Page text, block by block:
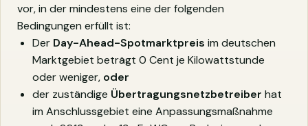
vor, in der mindestens eine der folgenden
Bedingungen erfüllt ist:
Der Day-Ahead-Spotmarktpreis im deutschen
Marktgebiet beträgt 0 Cent je Kilowattstunde
oder weniger, oder
der zuständige Übertragungsnetzbetreiber hat
im Anschlussgebiet eine Anpassungsmaßnahme